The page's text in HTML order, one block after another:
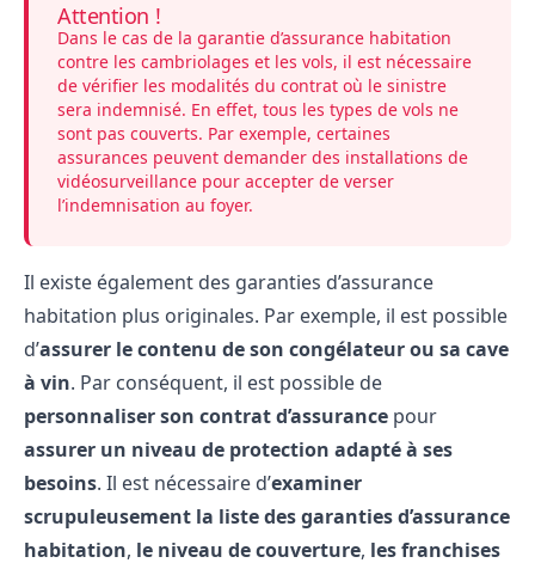
Attention !
Dans le cas de la garantie d’assurance habitation
contre les cambriolages et les vols, il est nécessaire
de vérifier les modalités du contrat où le sinistre
sera indemnisé. En effet, tous les types de vols ne
sont pas couverts. Par exemple, certaines
assurances peuvent demander des installations de
vidéosurveillance pour accepter de verser
l’indemnisation au foyer.
Il existe également des garanties d’assurance
habitation plus originales. Par exemple, il est possible
d’assurer le contenu de son congélateur ou sa cave
à vin. Par conséquent, il est possible de
personnaliser son contrat d’assurance pour
assurer un niveau de protection adapté à ses
besoins. Il est nécessaire d’examiner
scrupuleusement la liste des garanties d’assurance
habitation, le niveau de couverture, les franchises